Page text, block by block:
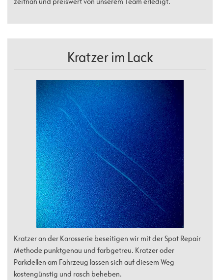
Kratzer im Lack
Kratzer an der Karosserie beseitigen wir mit der Spot Repair
Methode punktgenau und farbgetreu. Kratzer oder
Parkdellen am Fahrzeug lassen sich auf diesem Weg
kostengünstig und rasch beheben.